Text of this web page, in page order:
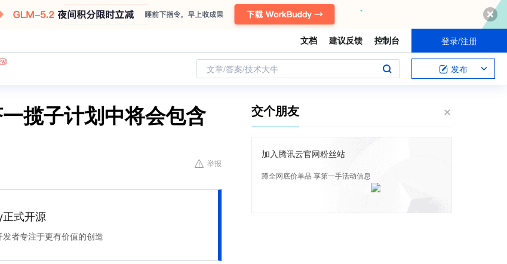
文档 建议反馈 控制台 登录/注册
文章/答案/技术大牛 发布
揽子计划中将会包含
举报
式开源
者专注于更有价值的创造
交个朋友
加入腾讯云官网粉丝站
蹲全网底价单品 享第一手活动信息